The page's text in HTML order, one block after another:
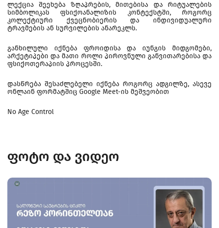
ლექცია შეეხება ზღაპრების, მითებისა და რიტუალების
სიმბოლიკას ფსიქოანალიზის კონტექსტში, როგორც
კოლექტიური ქვეცნობიერის და ინდივიდუალური
ტრავმების ან სურვილების ანარეკლს.
განხილული იქნება ფროიდისა და იუნგის მიდგომები,
არქეტიპები და მათი როლი პიროვნული განვითარებისა და
ფსიქოთერაპიის პროცესში.
დასწრება შესაძლებელი იქნება როგორც ადგილზე, ასევე
ონლაინ ფორმატშიც Google Meet-ის მეშვეობით
No Age Control
ფოტო და ვიდეო